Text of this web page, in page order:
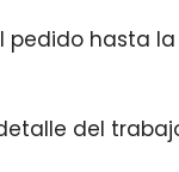
hasta
del